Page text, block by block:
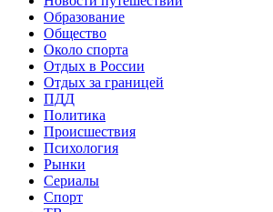
Образование
Общество
Около спорта
Отдых в России
Отдых за границей
ПДД
Политика
Происшествия
Психология
Рынки
Сериалы
Спорт